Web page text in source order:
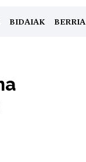
BIDAIAK